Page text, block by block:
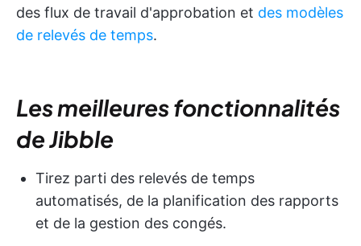
des flux de travail d'approbation et des modèles
de relevés de temps.
Les meilleures fonctionnalités
de Jibble
Tirez parti des relevés de temps
automatisés, de la planification des rapports
et de la gestion des congés.